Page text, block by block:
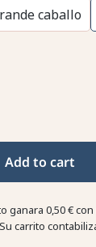
caballo
Add to cart
ganara 0,50 €
carrito